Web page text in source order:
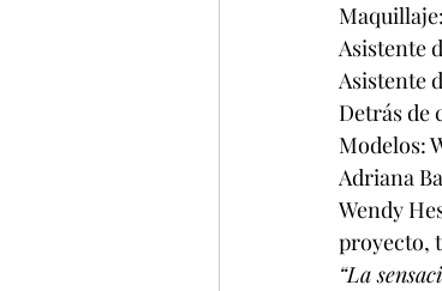
Asistente
Asistente
Detrás de
Modelos:
Adriana
Wendy
proyecto,
“La